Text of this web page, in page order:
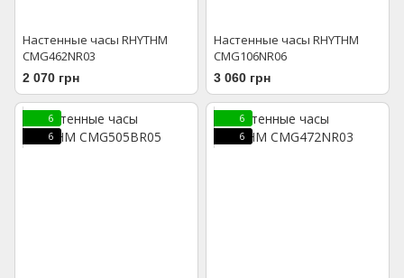
Настенные часы RHYTHM
CMG462NR03
2 070 грн
Настенные часы RHYTHM
CMG106NR06
3 060 грн
6
6
6
6